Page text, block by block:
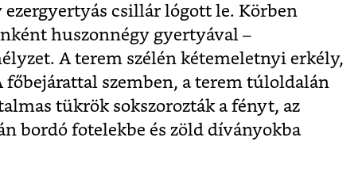
csillár lógott le. Körben
huszonnégy gyertyával –
A terem szélén kétemeletnyi erkély,
szemben, a terem túloldalán
tükrök sokszorozták a fényt, az
bordó fotelekbe és zöld díványokba